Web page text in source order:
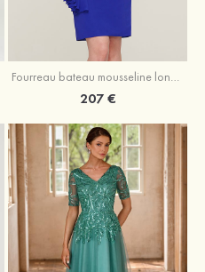
Fourreau bateau mousseline longueur genou robe de mère de la mariée avec appliqué perle plissé veste
207 €